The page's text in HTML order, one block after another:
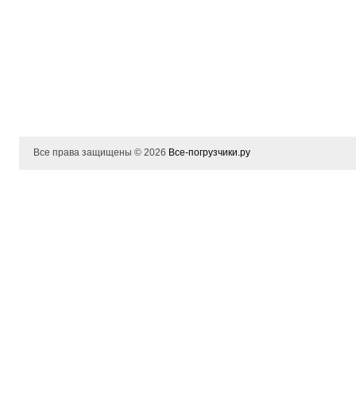
Все права защищены © 2026 Все-погрузчики.ру